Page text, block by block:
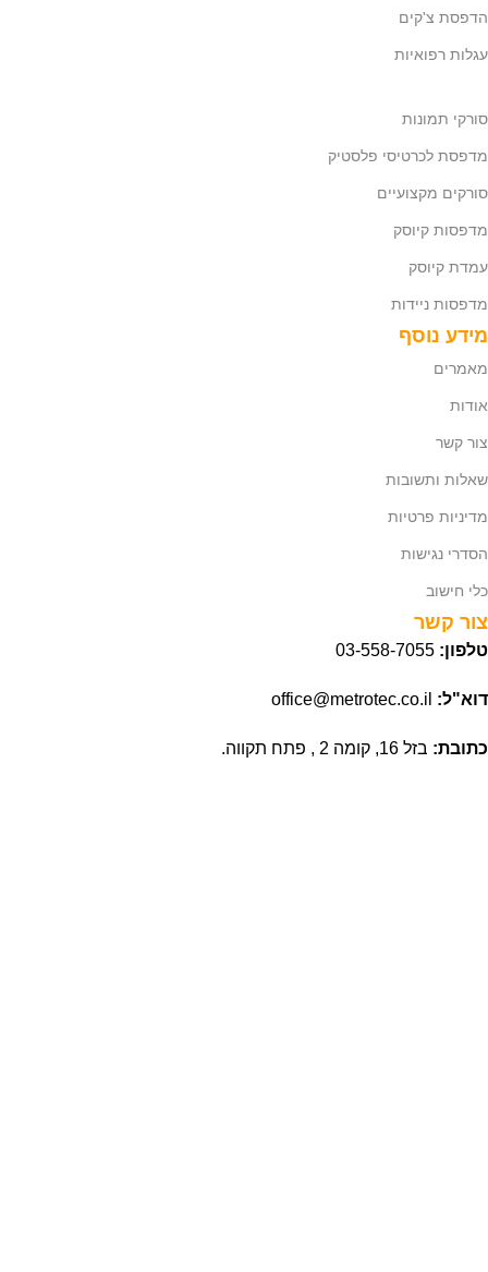
הדפסת צ'קים
עגלות רפואיות
סורקי תמונות
מדפסת לכרטיסי פלסטיק
סורקים מקצועיים
מדפסות קיוסק
עמדת קיוסק
מדפסות ניידות
מידע נוסף
מאמרים
אודות
צור קשר
שאלות ותשובות
מדיניות פרטיות
הסדרי נגישות
כלי חישוב
צור קשר
טלפון: 03-558-7055
דוא"ל:
כתובת: בזל 16, קומה 2 , פתח תקווה.